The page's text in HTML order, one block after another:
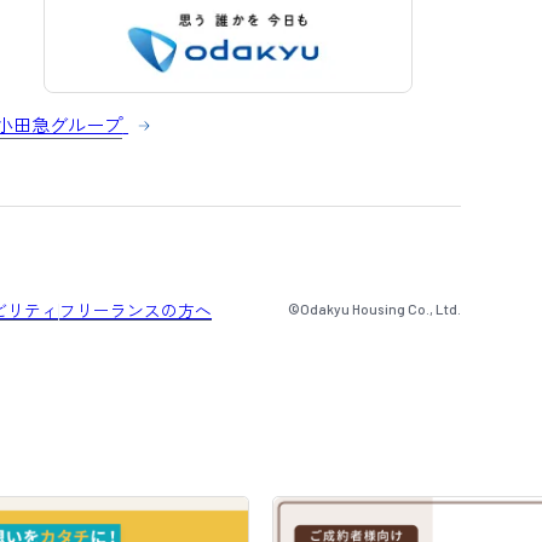
田急グループ
ティ フリーランスの方へ ©Odakyu Housing Co., Ltd.